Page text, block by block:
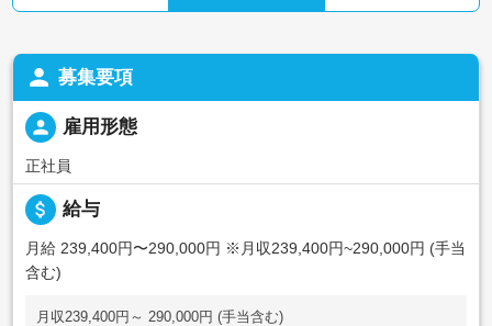
person 募集要項
person 雇用形態
正社員
attach_money 給与
月給 239,400円〜290,000円 ※月収239,400円~290,000円 (手当
含む)
月収239,400円～ 290,000円 (手当含む)